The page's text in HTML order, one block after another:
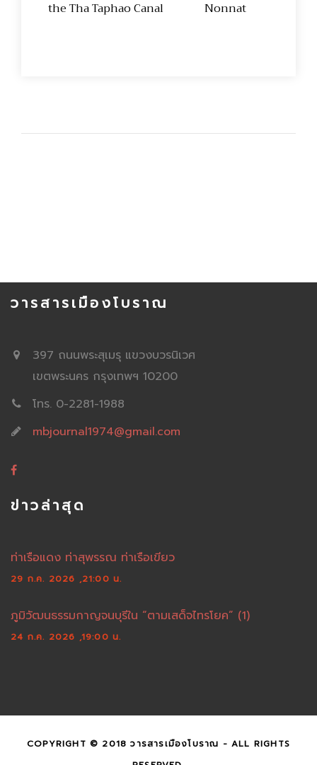
the Tha Taphao Canal
Nonnat
วารสารเมืองโบราณ
397 ถนนพระสุเมรุ แขวงบวรนิเวศ
เขตพระนคร กรุงเทพฯ 10200
โทร. 0-2281-1988
mbjournal1974@gmail.com
ข่าวล่าสุด
ท่าเรือแดง ท่าสุพรรณ ท่าเรือเขียว
29 ก.ค. 2026 ,21:00 น.
ภูมิวัฒนธรรมกาญจนบุรีใน “ตามเสด็จไทรโยค” (1)
24 ก.ค. 2026 ,19:00 น.
COPYRIGHT © 2018 วารสารเมืองโบราณ - ALL RIGHTS